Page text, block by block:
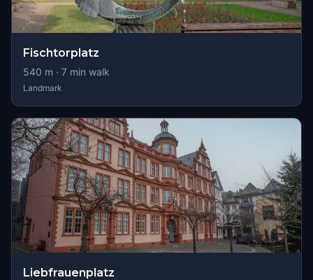
Fischtorplatz
540 m · 7 min walk
Landmark
Liebfrauenplatz